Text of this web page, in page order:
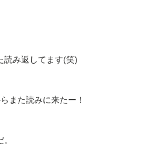
読み返してます(笑)
また読みに来たー！